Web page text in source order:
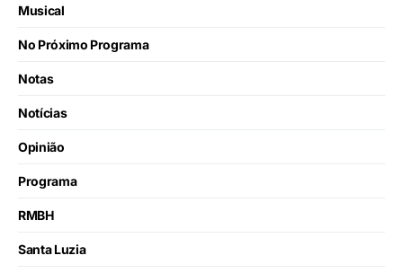
Musical
No Próximo Programa
Notas
Notícias
Opinião
Programa
RMBH
Santa Luzia